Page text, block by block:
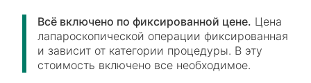
Всё включено по фиксированной цене. Цена
лапароскопической операции фиксированная
и зависит от категории процедуры. В эту
стоимость включено все необходимое.